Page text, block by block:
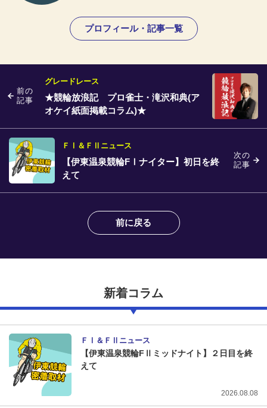
プロフィール・記事一覧
前の
記事
グレードレース
★競輪放浪記 プロ雀士・滝沢和典(ア
オケイ紙面掲載コラム)★
次の
記事
ＦⅠ＆ＦⅡニュース
【伊東温泉競輪FⅠナイター】初日を終
えて
前に戻る
新着コラム
ＦⅠ＆ＦⅡニュース
【伊東温泉競輪FⅡミッドナイト】２日目を終
えて
2026.08.08